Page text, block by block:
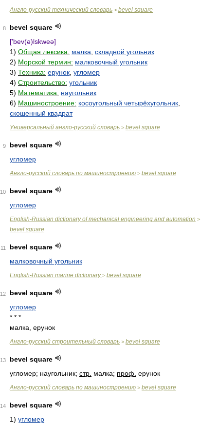
Англо-русский технический словарь > bevel square
8
bevel square
['bev(ə)lskweə]
1) Общая лексика: малка складной угольник
2) Морской термин: малковочный угольник
3) Техника: ерунок угломер
4) Строительство: угольник
5) Математика: наугольник
6) Машиностроение: косоугольный четырёхугольник
скошенный квадрат
Универсальный англо-русский словарь > bevel square
9
bevel square
угломер
Англо-русский словарь по машиностроению > bevel square
10
bevel square
угломер
English-Russian dictionary of mechanical engineering and automation >
bevel square
11
bevel square
малковочный угольник
English-Russian marine dictionary> bevel square
12
bevel square
угломер
* * *
малка, ерунок
Англо-русский строительный словарь > bevel square
13
bevel square
угломер; наугольник; стр. малка; проф. ерунок
Англо-русский словарь по машиностроению > bevel square
14
bevel square
1) угломер